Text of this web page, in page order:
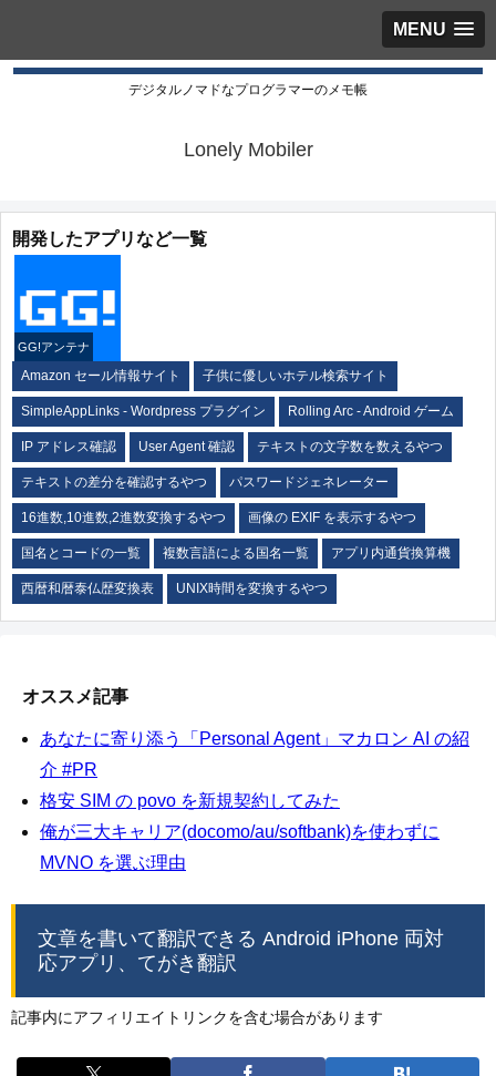
MENU
デジタルノマドなプログラマーのメモ帳
Lonely Mobiler
開発したアプリなど一覧
GG!アンテナ
Amazon セール情報サイト 子供に優しいホテル検索サイト
SimpleAppLinks - Wordpress プラグイン Rolling Arc - Android ゲーム
IP アドレス確認 User Agent 確認 テキストの文字数を数えるやつ
テキストの差分を確認するやつ パスワードジェネレーター
16進数,10進数,2進数変換するやつ 画像の EXIF を表示するやつ
国名とコードの一覧 複数言語による国名一覧 アプリ内通貨換算機
西暦和暦泰仏歴変換表 UNIX時間を変換するやつ
オススメ記事
あなたに寄り添う「Personal Agent」マカロン AI の紹
介 #PR
格安 SIM の povo を新規契約してみた
俺が三大キャリア(docomo/au/softbank)を使わずに
MVNO を選ぶ理由
文章を書いて翻訳できる Android iPhone 両対
応アプリ、てがき翻訳
記事内にアフィリエイトリンクを含む場合があります